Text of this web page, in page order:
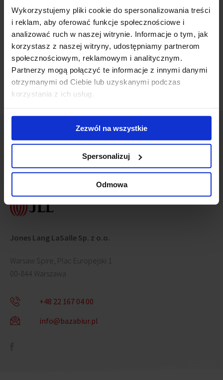
Wykorzystujemy pliki cookie do spersonalizowania treści
i reklam, aby oferować funkcje społecznościowe i
analizować ruch w naszej witrynie. Informacje o tym, jak
korzystasz z naszej witryny, udostępniamy partnerom
społecznościowym, reklamowym i analitycznym.
Partnerzy mogą połączyć te informacje z innymi danymi
otrzymanymi od Ciebie lub uzyskanymi podczas
korzystania z ich usług.
Zezwól na wszystkie
Spersonalizuj
Odmowa
najemcom nowoczesne rozwiązania biurowe.
Powiązane newsy
Nowy biurowiec na Powiślu(1 czerwca 2012)
Skontaktuj się z nami
Jones Lang LaSalle Sp. z o.o.
Warsaw Spire, Plac Europejski 1
00-844 Warszawa
+48 22 167 04 00
info@bazabiur.pl